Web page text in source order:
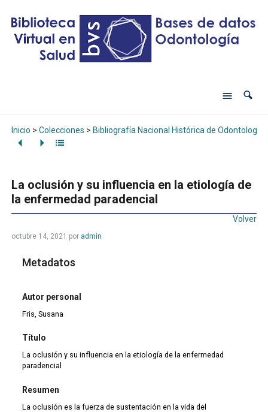
Inicio > Colecciones > Bibliografía Nacional Histórica de Odontología
La oclusión y su influencia en la etiología de
la enfermedad paradencial
Volver
octubre 14, 2021 por admin
Metadatos
Autor personal
Fris, Susana
Título
La oclusión y su influencia en la etiología de la enfermedad
paradencial
Resumen
La oclusión es la fuerza de sustentación en la vida del